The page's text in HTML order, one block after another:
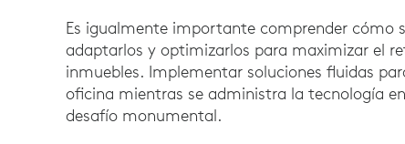
Es igualmente importante comprender cómo
adaptarlos y optimizarlos para maximizar el
inmuebles. Implementar soluciones fluidas
oficina mientras se administra la tecnología
desafío monumental.